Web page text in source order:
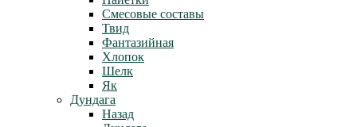
Смесовые составы
Твид
Фантазийная
Хлопок
Шелк
Як
Дундага
Назад